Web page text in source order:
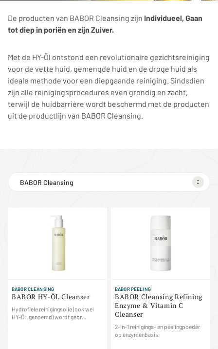
De producten van BABOR Cleansing zijn Individueel, Gaan
tot diep in poriën en zijn Zuiver.
Met de HY-Öl ontstond een revolutionaire gezichtsreiniging
voor de vette huid, gemengde huid en de droge huid als
ideale methode voor een diepgaande reiniging. Sindsdien
zijn alle reinigingsprocedures even grondig en zacht,
terwijl de huidbarrière wordt beschermd met de producten
uit de productlijn van BABOR Cleansing.
BABOR CLEANSING
BABOR HY-ÖL Cleanser
Hydrofiele reinigingsolie (ook wel
HY-ÖL genoemd) wordt gebr...
BABOR PEELING
BABOR Cleansing Refining
Enzyme & Vitamin C
Cleanser
2-in-1 reinigings- en peelingpoeder
op enzymenbasis.